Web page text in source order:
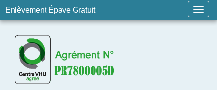
Enlèvement Épave Gratuit